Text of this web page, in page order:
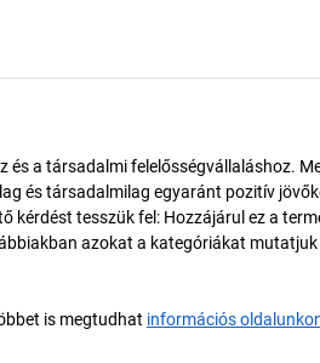
és a társadalmi felelősségvállaláshoz.
és társadalmilag egyaránt pozitív
tesszük fel: Hozzájárul ez a
azokat a kategóriákat mutatjuk
is megtudhat információs